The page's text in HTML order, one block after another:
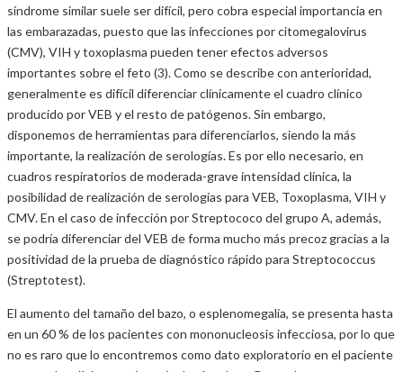
síndrome similar suele ser difícil, pero cobra especial importancia en
las embarazadas, puesto que las infecciones por citomegalovirus
(CMV), VIH y toxoplasma pueden tener efectos adversos
importantes sobre el feto (3). Como se describe con anterioridad,
generalmente es difícil diferenciar clínicamente el cuadro clínico
producido por VEB y el resto de patógenos. Sin embargo,
disponemos de herramientas para diferenciarlos, siendo la más
importante, la realización de serologías. Es por ello necesario, en
cuadros respiratorios de moderada-grave intensidad clínica, la
posibilidad de realización de serologías para VEB, Toxoplasma, VIH y
CMV. En el caso de infección por Streptococo del grupo A, además,
se podría diferenciar del VEB de forma mucho más precoz gracias a la
positividad de la prueba de diagnóstico rápido para Streptococcus
(Streptotest).
El aumento del tamaño del bazo, o esplenomegalia, se presenta hasta
en un 60 % de los pacientes con mononucleosis infecciosa, por lo que
no es raro que lo encontremos como dato exploratorio en el paciente